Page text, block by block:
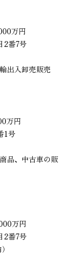
万円
2番7号
出入卸売販売
万円
1号
品、中古車の販
万円
2番7号